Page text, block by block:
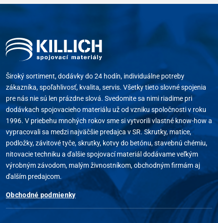
Široký sortiment, dodávky do 24 hodín, individuálne potreby
zákazníka, spoľahlivosť, kvalita, servis. Všetky tieto slovné spojenia
pre nás nie sú len prázdne slová. Svedomite sa nimi riadime pri
dodávkach spojovacieho materiálu už od vzniku spoločnosti v roku
1996. V priebehu mnohých rokov sme si vytvorili vlastné know-how a
vypracovali sa medzi najväčšie predajca v SR. Skrutky, matice,
podložky, závitové tyče, skrutky, kotvy do betónu, stavebnú chémiu,
nitovacie techniku a ďalšie spojovací materiál dodávame veľkým
výrobným závodom, malým živnostníkom, obchodným firmám aj
ďalším predajcom.
Obchodné podmienky